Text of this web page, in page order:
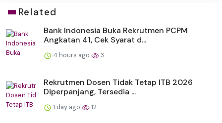
Related
Bank Indonesia Buka Rekrutmen PCPM
Angkatan 41, Cek Syarat d...
4 hours ago 3
Rekrutmen Dosen Tidak Tetap ITB 2026
Diperpanjang, Tersedia ...
1 day ago 12